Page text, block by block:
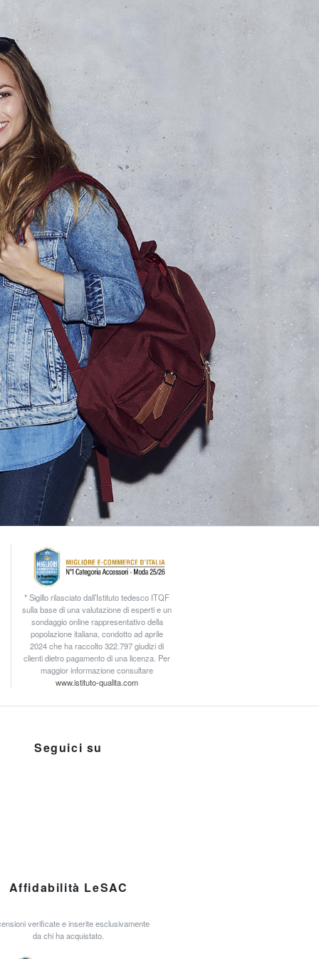
* Sigillo rilasciato dall’Istituto tedesco ITQF
sulla base di una valutazione di esperti e un
sondaggio online rappresentativo della
popolazione italiana, condotto ad aprile
2024 che ha raccolto 322.797 giudizi di
clienti dietro pagamento di una licenza. Per
maggior informazione consultare
www.istituto-qualita.com
Seguici su
Affidabilità LeSAC
verificate e inserite esclusivamente
da chi ha acquistato.